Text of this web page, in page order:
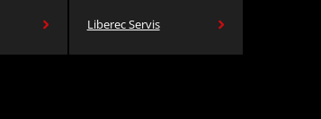
Liberec Servis